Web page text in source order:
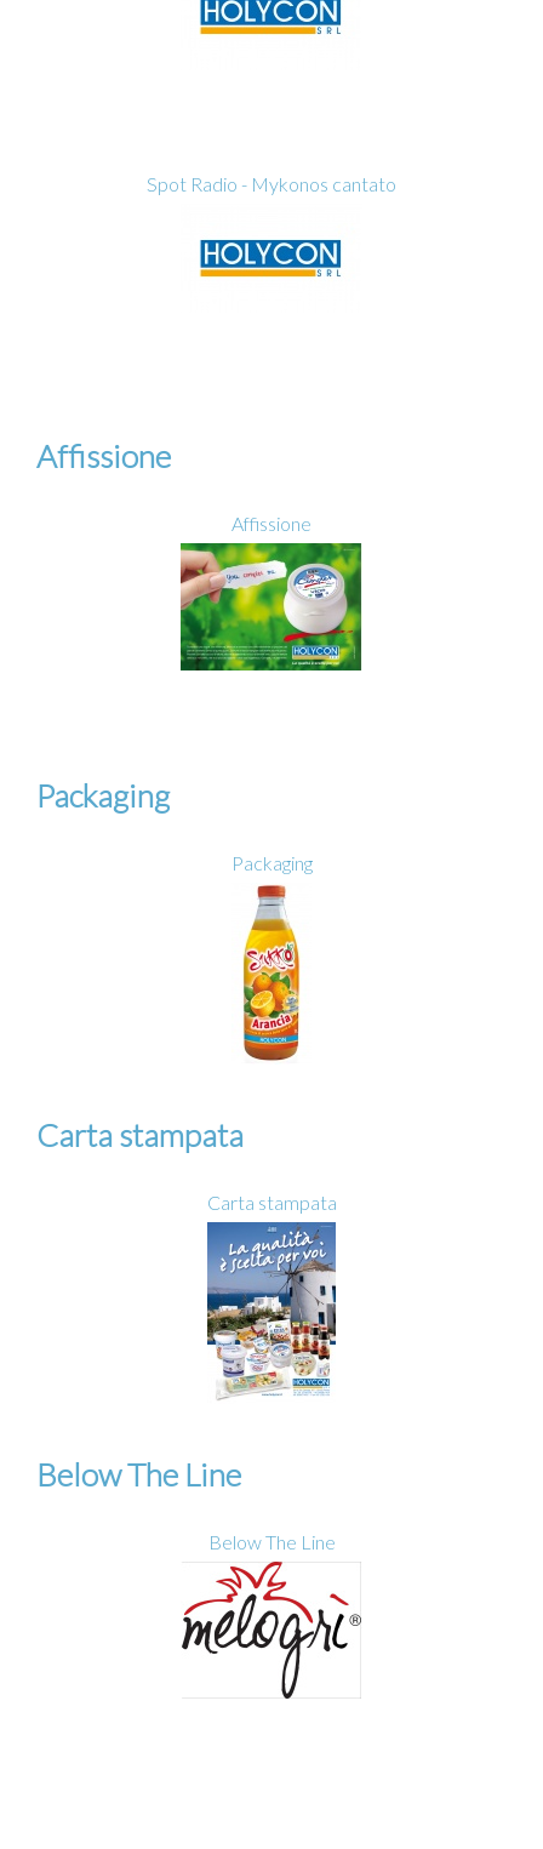
Spot Radio - Mykonos cantato
Affissione
Affissione
Packaging
Packaging
Carta stampata
Carta stampata
Below The Line
Below The Line